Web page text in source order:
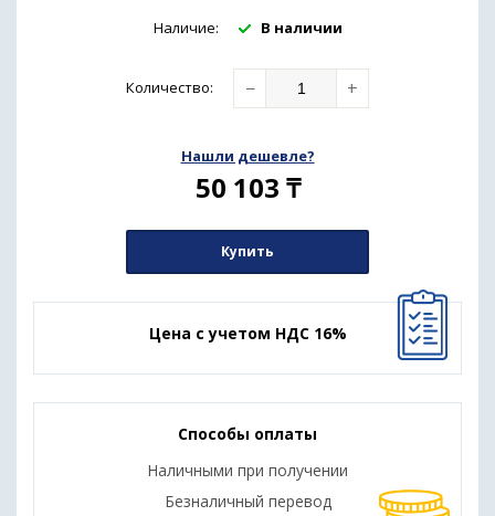
Наличие: В наличии
Количество: − +
Нашли дешевле?
50 103 ₸
Купить
Цена с учетом НДС 16%
Способы оплаты
Наличными при получении
Безналичный перевод